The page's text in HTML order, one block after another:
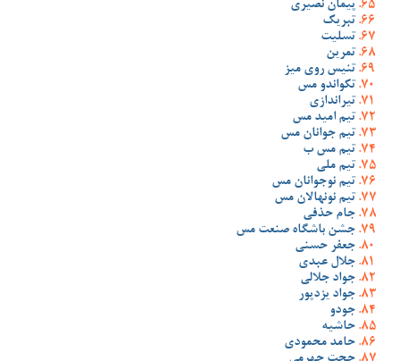
پیمان نصیری
تبریک
تسلیت
تمرین
تنیس روی میز
تکواندو مس
تیراندازی
تیم امید مس
تیم جوانان مس
تیم مس ب
تیم ملی
تیم نوجوانان مس
تیم نونهالان مس
جام حذفی
جشن باشگاه صنعت مس
جعفر حسنی
جلال عبدی
جواد جلالی
جواد یزدپور
جودو
حاشیه
حامد محمودی